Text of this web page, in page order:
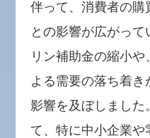
伴って、消費者の購
との影響が広がっ
リン補助金の縮小
よる需要の落ち着
影響を及ぼしました
て、特に中小企業